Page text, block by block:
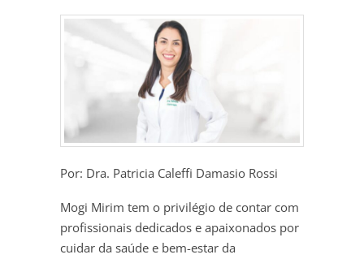
Por: Dra. Patricia Caleffi Damasio Rossi
Mogi Mirim tem o privilégio de contar com
profissionais dedicados e apaixonados por
cuidar da saúde e bem-estar da